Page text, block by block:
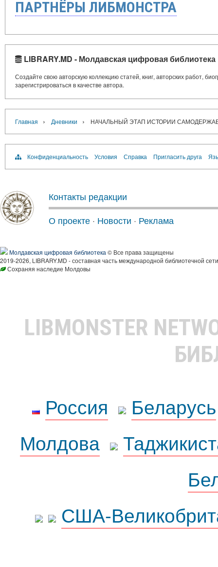
ПАРТНЁРЫ ЛИБМОНСТРА
LIBRARY.MD - Молдавская цифровая библиотека
Создайте свою авторскую коллекцию статей, книг, авторских работ,
зарегистрироваться в качестве автора.
Главная › Дневники › НАЧАЛЬНЫЙ ЭТАП ИСТОРИИ
Конфиденциальность Условия Справка Пригласить друга
Контакты редакции
О проекте · Новости · Реклама
Молдавская цифровая библиотека © Все права защищены
2019-2026, LIBRARY.MD - составная часть международной библиотечной
Сохраняя наследие Молдовы
LIBMONSTER
Россия
Беларусь
Молдова
США-